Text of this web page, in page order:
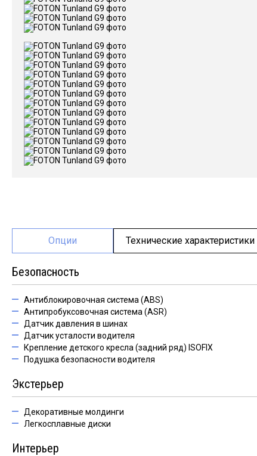
Опции Технические характеристики
Безопасность
Антиблокировочная система (ABS)
Антипробуксовочная система (ASR)
Датчик давления в шинах
Датчик усталости водителя
Крепление детского кресла (задний ряд) ISOFIX
Подушка безопасности водителя
Экстерьер
Декоративные молдинги
Легкосплавные диски
Интерьер